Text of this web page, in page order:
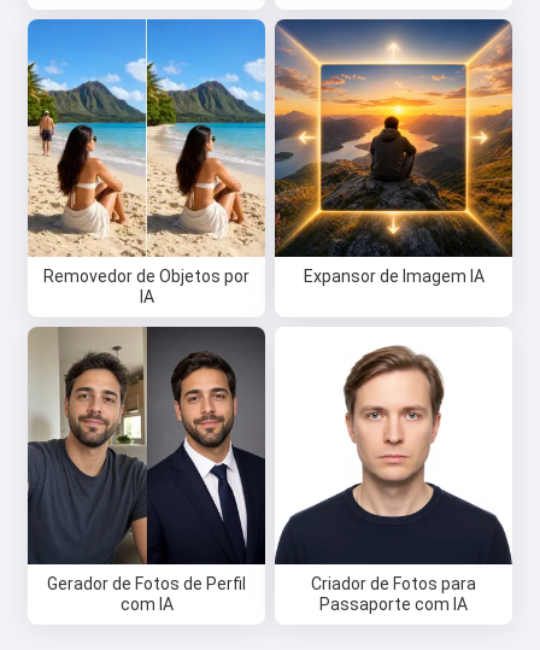
Removedor de Objetos por
IA
Expansor de Imagem IA
Gerador de Fotos de Perfil
com IA
Criador de Fotos para
Passaporte com IA